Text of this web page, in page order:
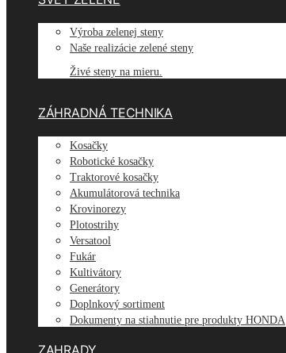
Výroba zelenej steny
Naše realizácie zelené steny
Živé steny na mieru.
ZÁHRADNÁ TECHNIKA
Kosačky
Robotické kosačky
Traktorové kosačky
Akumulátorová technika
Krovinorezy
Plotostrihy
Versatool
Fukár
Kultivátory
Generátory
Doplnkový sortiment
Dokumenty na stiahnutie pre produkty HONDA
ZAHRADY